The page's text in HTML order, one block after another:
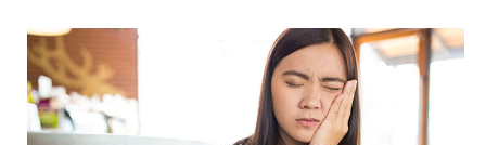
PARA PROFESIONALES
CUPONES